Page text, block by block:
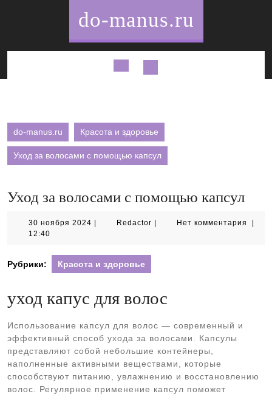
do-manus.ru
Кнопка
do-manus.ru Красота и здоровье
Уход за волосами с помощью капсул
Уход за волосами с помощью капсул
30 ноября 2024 30
Redactor RedactorНет комментария
12:40
Рубрики: Красота и здоровье
уход капус для волос
Использование капсул для волос — современный и
эффективный способ ухода за волосами. Капсулы
представляют собой небольшие контейнеры,
наполненные активными веществами, которые
способствуют питанию, увлажнению и восстановлению
волос. Регулярное применение капсул поможет